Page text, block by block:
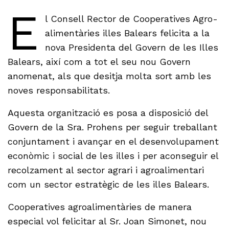
E
l Consell Rector de Cooperatives Agro-
alimentàries illes Balears felicita a la
nova Presidenta del Govern de les Illes
Balears, així com a tot el seu nou Govern
anomenat, als que desitja molta sort amb les
noves responsabilitats.
Aquesta organització es posa a disposició del
Govern de la Sra. Prohens per seguir treballant
conjuntament i avançar en el desenvolupament
econòmic i social de les illes i per aconseguir el
recolzament al sector agrari i agroalimentari
com un sector estratègic de les illes Balears.
Cooperatives agroalimentàries de manera
especial vol felicitar al Sr. Joan Simonet, nou